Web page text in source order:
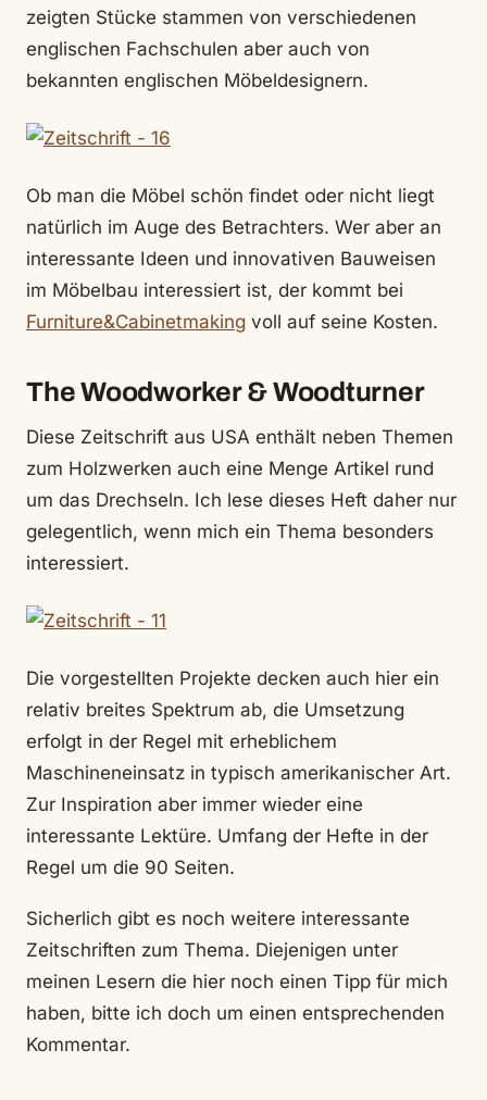
zeigten Stücke stammen von verschiedenen
englischen Fachschulen aber auch von
bekannten englischen Möbeldesignern.
Ob man die Möbel schön findet oder nicht liegt
natürlich im Auge des Betrachters. Wer aber an
interessante Ideen und innovativen Bauweisen
im Möbelbau interessiert ist, der kommt bei
Furniture&Cabinetmaking voll auf seine Kosten.
The Woodworker & Woodturner
Diese Zeitschrift aus USA enthält neben Themen
zum Holzwerken auch eine Menge Artikel rund
um das Drechseln. Ich lese dieses Heft daher nur
gelegentlich, wenn mich ein Thema besonders
interessiert.
Die vorgestellten Projekte decken auch hier ein
relativ breites Spektrum ab, die Umsetzung
erfolgt in der Regel mit erheblichem
Maschineneinsatz in typisch amerikanischer Art.
Zur Inspiration aber immer wieder eine
interessante Lektüre. Umfang der Hefte in der
Regel um die 90 Seiten.
Sicherlich gibt es noch weitere interessante
Zeitschriften zum Thema. Diejenigen unter
meinen Lesern die hier noch einen Tipp für mich
haben, bitte ich doch um einen entsprechenden
Kommentar.